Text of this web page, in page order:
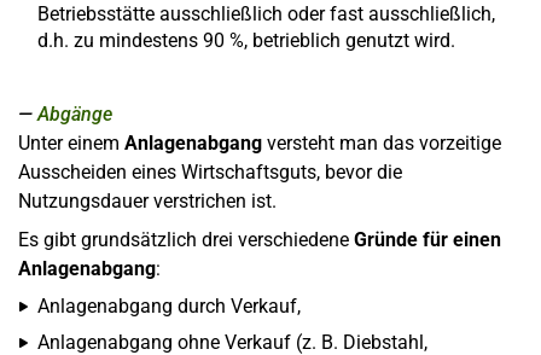
Betriebsstätte ausschließlich oder fast ausschließlich,
d.h. zu mindestens 90 %, betrieblich genutzt wird.
Abgänge
Unter einem Anlagenabgang versteht man das vorzeitige
Ausscheiden eines Wirtschaftsguts, bevor die
Nutzungsdauer verstrichen ist.
Es gibt grundsätzlich drei verschiedene Gründe für einen
Anlagenabgang:
Anlagenabgang durch Verkauf,
Anlagenabgang ohne Verkauf (z. B. Diebstahl,